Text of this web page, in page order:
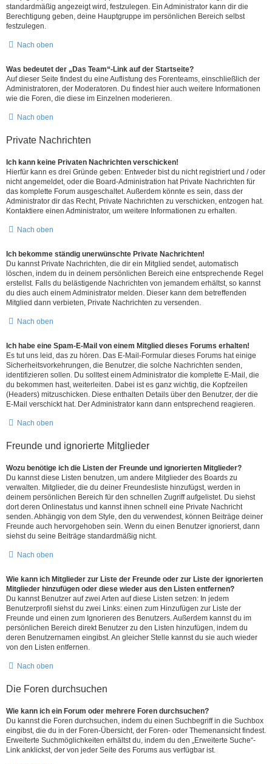
standardmäßig angezeigt wird, festzulegen. Ein Administrator kann dir die
Berechtigung geben, deine Hauptgruppe im persönlichen Bereich selbst
festzulegen.
Nach oben
Was bedeutet der „Das Team“-Link auf der Startseite?
Auf dieser Seite findest du eine Auflistung des Forenteams, einschließlich der
Administratoren, der Moderatoren. Du findest hier auch weitere Informationen
wie die Foren, die diese im Einzelnen moderieren.
Nach oben
Private Nachrichten
Ich kann keine Privaten Nachrichten verschicken!
Hierfür kann es drei Gründe geben: Entweder bist du nicht registriert und / oder
nicht angemeldet, oder die Board-Administration hat Private Nachrichten für
das komplette Forum ausgeschaltet. Außerdem könnte es sein, dass der
Administrator dir das Recht, Private Nachrichten zu verschicken, entzogen hat.
Kontaktiere einen Administrator, um weitere Informationen zu erhalten.
Nach oben
Ich bekomme ständig unerwünschte Private Nachrichten!
Du kannst Private Nachrichten, die dir ein Mitglied sendet, automatisch
löschen, indem du in deinem persönlichen Bereich eine entsprechende Regel
erstellst. Falls du belästigende Nachrichten von jemandem erhältst, so kannst
du dies auch einem Administrator melden. Dieser kann dem betreffenden
Mitglied dann verbieten, Private Nachrichten zu versenden.
Nach oben
Ich habe eine Spam-E-Mail von einem Mitglied dieses Forums erhalten!
Es tut uns leid, das zu hören. Das E-Mail-Formular dieses Forums hat einige
Sicherheitsvorkehrungen, die Benutzer, die solche Nachrichten senden,
identifizieren sollen. Du solltest einem Administrator die komplette E-Mail, die
du bekommen hast, weiterleiten. Dabei ist es ganz wichtig, die Kopfzeilen
(Headers) mitzuschicken. Diese enthalten Details über den Benutzer, der die
E-Mail verschickt hat. Der Administrator kann dann entsprechend reagieren.
Nach oben
Freunde und ignorierte Mitglieder
Wozu benötige ich die Listen der Freunde und ignorierten Mitglieder?
Du kannst diese Listen benutzen, um andere Mitglieder des Boards zu
verwalten. Mitglieder, die du deiner Freundesliste hinzufügst, werden in
deinem persönlichen Bereich für den schnellen Zugriff aufgelistet. Du siehst
dort deren Onlinestatus und kannst ihnen schnell eine Private Nachricht
senden. Abhängig von dem Style, den du verwendest, können Beiträge deiner
Freunde auch hervorgehoben sein. Wenn du einen Benutzer ignorierst, dann
siehst du seine Beiträge standardmäßig nicht.
Nach oben
Wie kann ich Mitglieder zur Liste der Freunde oder zur Liste der ignorierten
Mitglieder hinzufügen oder diese wieder aus den Listen entfernen?
Du kannst Benutzer auf zwei Arten auf diese Listen setzen: In jedem
Benutzerprofil siehst du zwei Links: einen zum Hinzufügen zur Liste der
Freunde und einen zum Ignorieren des Benutzers. Außerdem kannst du im
persönlichen Bereich direkt Benutzer zu den Listen hinzufügen, indem du
deren Benutzernamen eingibst. An gleicher Stelle kannst du sie auch wieder
von den Listen entfernen.
Nach oben
Die Foren durchsuchen
Wie kann ich ein Forum oder mehrere Foren durchsuchen?
Du kannst die Foren durchsuchen, indem du einen Suchbegriff in die Suchbox
eingibst, die du in der Foren-Übersicht, der Foren- oder Themenansicht findest.
Erweiterte Suchmöglichkeiten erhältst du, indem du den „Erweiterte Suche“-
Link anklickst, der von jeder Seite des Forums aus verfügbar ist.